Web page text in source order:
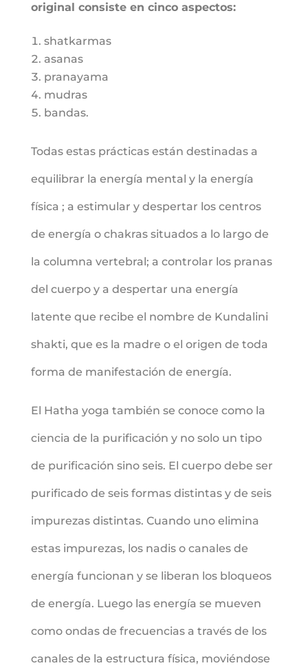
original consiste en cinco aspectos:
shatkarmas
asanas
pranayama
mudras
bandas.
Todas estas prácticas están destinadas a
equilibrar la energía mental y la energía
física ; a estimular y despertar los centros
de energía o chakras situados a lo largo de
la columna vertebral; a controlar los pranas
del cuerpo y a despertar una energía
latente que recibe el nombre de Kundalini
shakti, que es la madre o el origen de toda
forma de manifestación de energía.
El Hatha yoga también se conoce como la
ciencia de la purificación y no solo un tipo
de purificación sino seis. El cuerpo debe ser
purificado de seis formas distintas y de seis
impurezas distintas. Cuando uno elimina
estas impurezas, los nadis o canales de
energía funcionan y se liberan los bloqueos
de energía. Luego las energía se mueven
como ondas de frecuencias a través de los
canales de la estructura física, moviéndose